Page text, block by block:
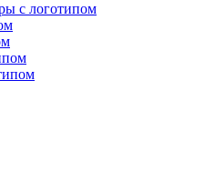
с логотипом